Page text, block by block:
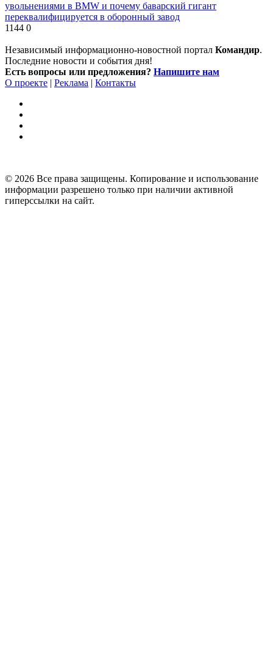
увольнениями в BMW и почему баварский гигант
переквалифицируется в оборонный завод
1144 0
Независимый информационно-новостной портал Командир.
Последние новости и события дня!
Есть вопросы или предложения? Напишите нам
О проекте | Реклама | Контакты
© 2026 Все права защищены. Копирование и использование
информации разрешено только при наличии активной
гиперссылки на сайт.